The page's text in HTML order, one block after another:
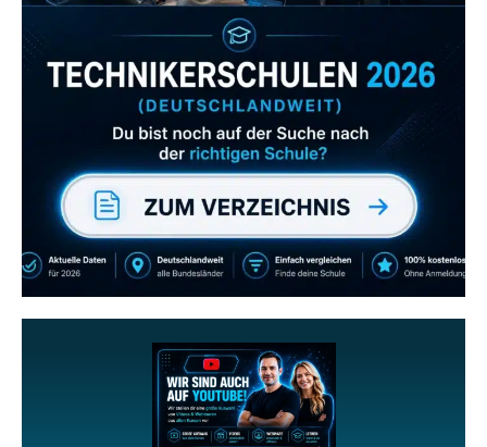
Zum Verzeichnis
Abonniere uns auch
gerne
wenn dir unsere Videos gefallen!
ZUM YOUTUBE KANAL